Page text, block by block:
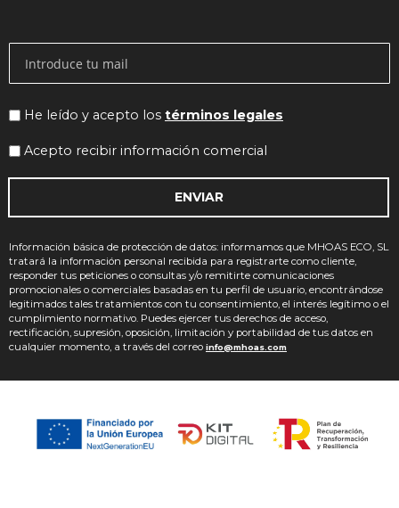
He leído y acepto los términos legales
Acepto recibir información comercial
ENVIAR
Información básica de protección de datos: informamos que MHOAS ECO, SL
tratará la información personal recibida para registrarte como cliente,
responder tus peticiones o consultas y/o remitirte comunicaciones
promocionales o comerciales basadas en tu perfil de usuario, encontrándose
legitimados tales tratamientos con tu consentimiento, el interés legítimo o el
cumplimiento normativo. Puedes ejercer tus derechos de acceso,
rectificación, supresión, oposición, limitación y portabilidad de tus datos en
cualquier momento, a través del correo info@mhoas.com